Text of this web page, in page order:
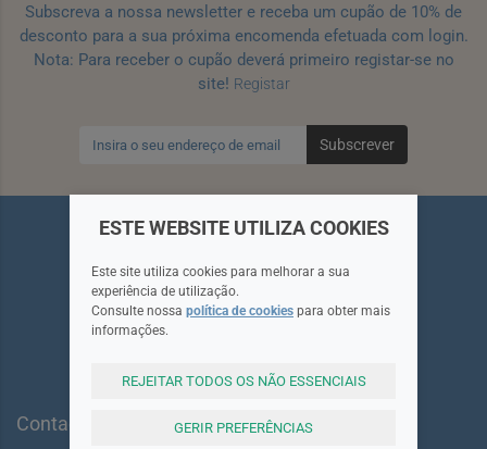
Subscreva a nossa newsletter e receba um cupão de 10% de
desconto para a sua próxima encomenda efetuada com login.
Nota: Para receber o cupão deverá primeiro registar-se no
site! Registar
Subscrever
Siga-nos
Contactos
ESTE WEBSITE UTILIZA COOKIES
Este site utiliza cookies para melhorar a sua
experiência de utilização.
Consulte nossa política de cookies para obter mais
informações.
REJEITAR TODOS OS NÃO ESSENCIAIS
GERIR PREFERÊNCIAS